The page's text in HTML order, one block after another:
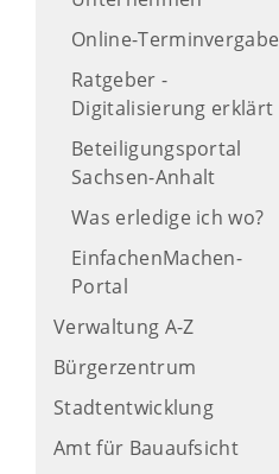
Online-Terminvergabe
Ratgeber -
Digitalisierung erklärt
Beteiligungsportal
Sachsen-Anhalt
Was erledige ich wo?
EinfachenMachen-
Portal
Verwaltung A-Z
Bürgerzentrum
Stadtentwicklung
Amt für Bauaufsicht